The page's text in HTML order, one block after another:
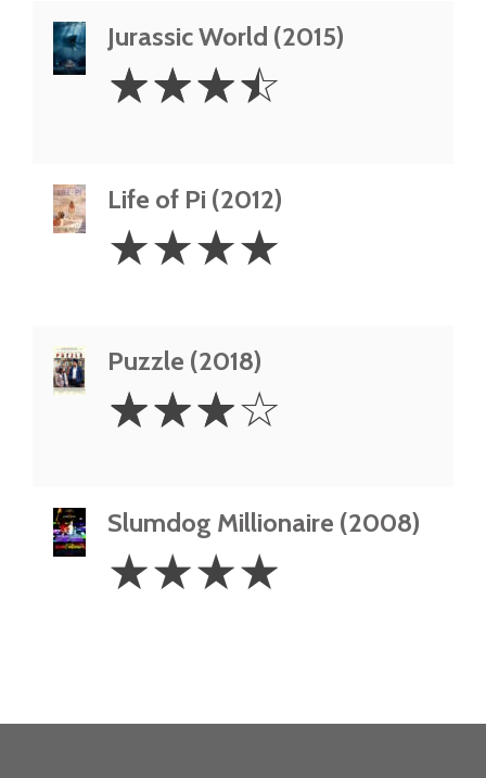
Jurassic World (2015)
3.5
Stars
☆☆☆☆
Life of Pi (2012)
Stars
☆☆☆☆
Puzzle (2018)
Stars
☆☆☆☆
Slumdog Millionaire (2008)
Stars
☆☆☆☆